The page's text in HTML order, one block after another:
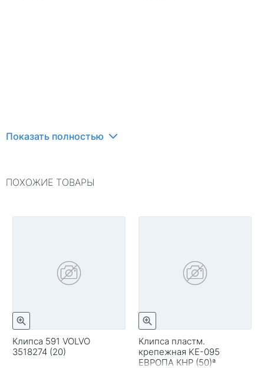
Показать полностью
ПОХОЖИЕ ТОВАРЫ
Клипса 591 VOLVO
3518274 (20)
Клипса пластм.
крепежная KE-095
ЕВРОПА КНР (50)ª